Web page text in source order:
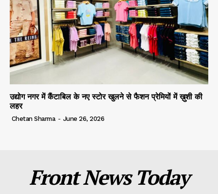
उद्योग नगर में कैंटाबिल के नए स्टोर खुलने से फैशन प्रेमियों में ख़ुशी की
लहर
Chetan Sharma - June 26, 2026
Front News Today